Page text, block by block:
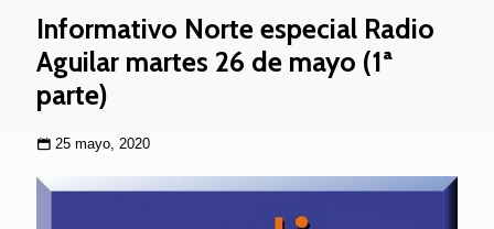
Informativo Norte especial Radio
Aguilar martes 26 de mayo (1ª
parte)
25 mayo, 2020